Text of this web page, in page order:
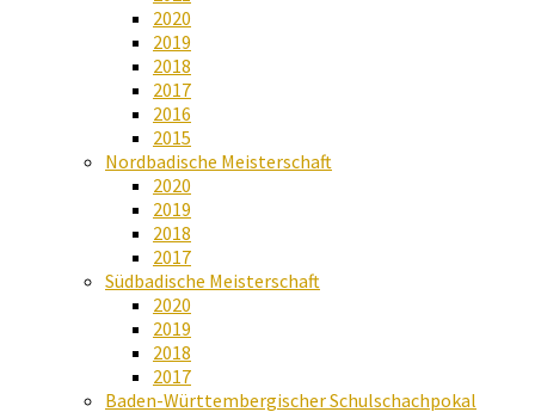
2020
2019
2018
2017
2016
2015
Nordbadische Meisterschaft
2020
2019
2018
2017
Südbadische Meisterschaft
2020
2019
2018
2017
Baden-Württembergischer Schulschachpokal